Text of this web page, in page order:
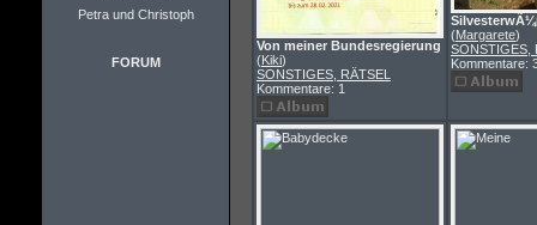
Petra und Christoph
FORUM
Von meiner Bundesregierung
(Kiki)
SONSTIGES, RÄTSEL
Kommentare: 1
(Margarete)
SONSTIGES,
Kommentare: